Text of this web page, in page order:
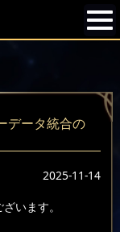
データ統合の
2025-11-14
います。